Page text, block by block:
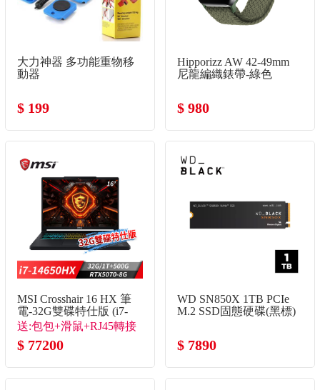
大力神器 多功能重物移
動器
$ 199
Hipporizz AW 42-49mm
尼龍編織錶帶-綠色
$ 980
MSI Crosshair 16 HX 筆
電-32G雙碟特仕版 (i7-
14650HX/32G/1T+500G/RTX5070-
8G/Win11)
送:包包+滑鼠+RJ45轉接
線+隨行杯
$ 77200
WD SN850X 1TB PCIe
M.2 SSD固態硬碟(黑標)
$ 7890